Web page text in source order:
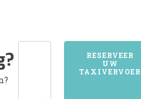
1841STOMPETOREN
RESERVEER
UW
TAXIVERVOER